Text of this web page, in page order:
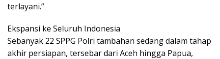
terlayani.”
Ekspansi ke Seluruh Indonesia
Sebanyak 22 SPPG Polri tambahan sedang dalam tahap
akhir persiapan, tersebar dari Aceh hingga Papua,